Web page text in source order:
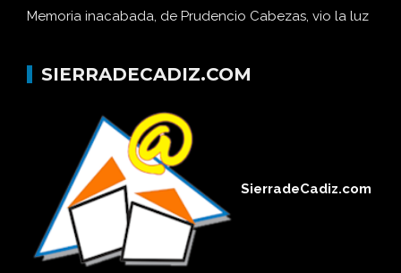
Memoria inacabada, de Prudencio Cabezas, vio la luz
SIERRADECADIZ.COM
SierradeCadiz.com